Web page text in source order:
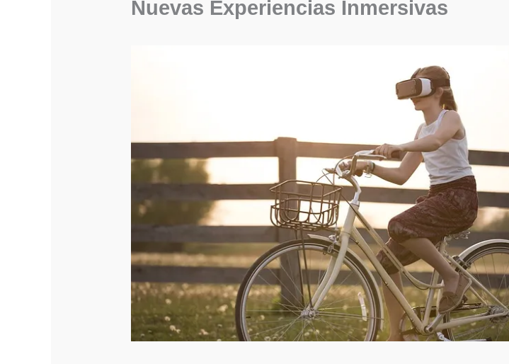
Nuevas Experiencias Inmersivas